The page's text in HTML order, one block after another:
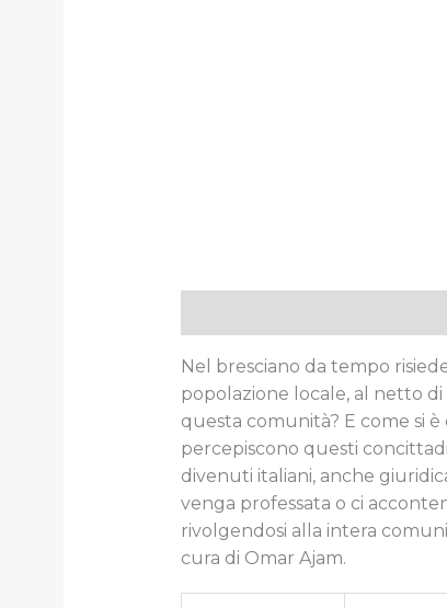
Nel bresciano da tempo
popolazione locale, al netto
questa comunità? E come si
percepiscono questi
divenuti italiani, anche
venga professata o ci
rivolgendosi alla intera
cura di Omar Ajam.